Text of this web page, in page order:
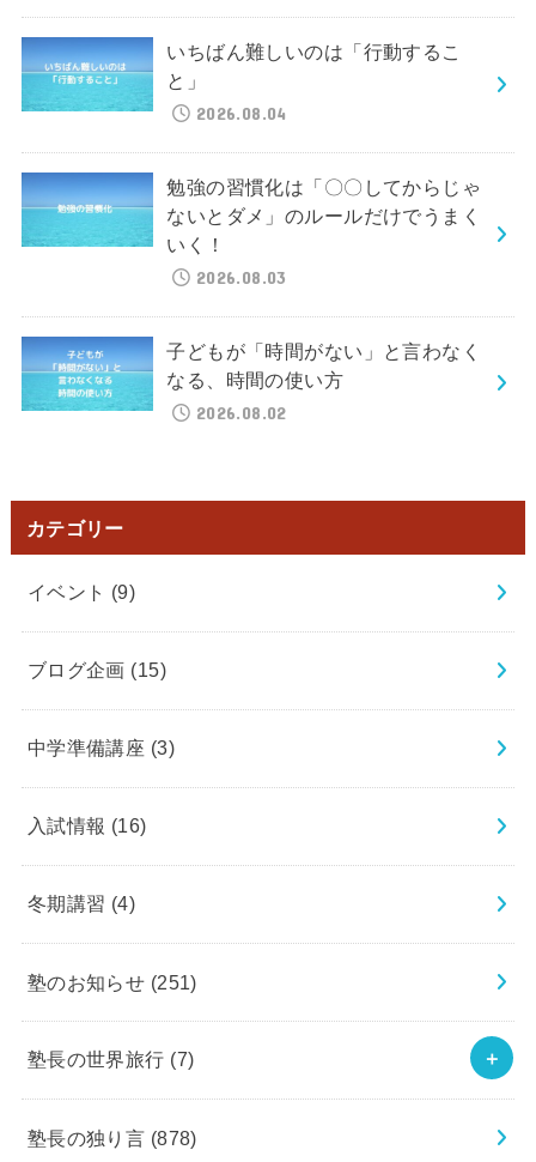
いちばん難しいのは「行動するこ
と」
2026.08.04
勉強の習慣化は「〇〇してからじゃ
ないとダメ」のルールだけでうまく
いく！
2026.08.03
子どもが「時間がない」と言わなく
なる、時間の使い方
2026.08.02
カテゴリー
イベント (9)
ブログ企画 (15)
中学準備講座 (3)
入試情報 (16)
冬期講習 (4)
塾のお知らせ (251)
塾長の世界旅行 (7)
塾長の独り言 (878)